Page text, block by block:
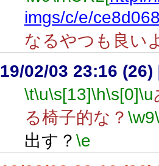
imgs/c/e/
なるやつも良い
19/02/03 23:16 (26)
\t\u\s[13]\h\s[0]\u
る椅子的な？ \w9
出す？ \e